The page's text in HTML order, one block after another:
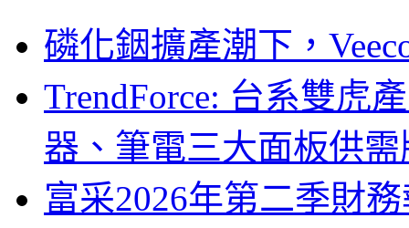
磷化銦擴產潮下，
TrendForce: 台系雙虎
器、筆電三大面板供需
富采2026年第二季財